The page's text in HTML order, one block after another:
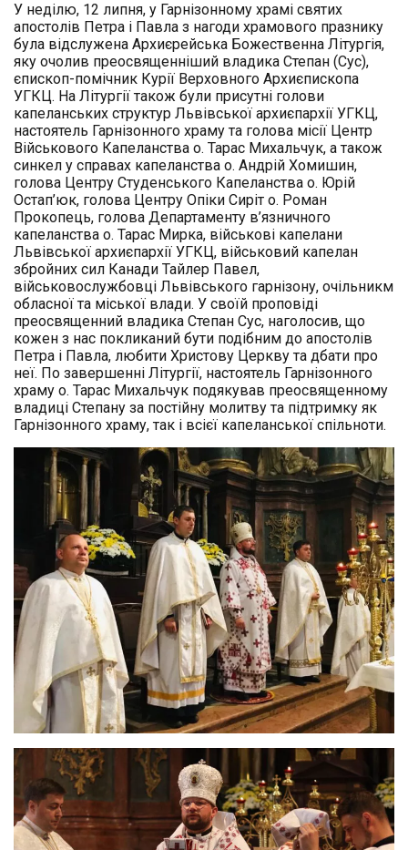
У неділю, 12 липня, у Гарнізонному храмі святих
апостолів Петра і Павла з нагоди храмового празнику
була відслужена Архиєрейська Божественна Літургія,
яку очолив преосвященніший владика Степан (Сус),
єпископ-помічник Курії Верховного Архиєпископа
УГКЦ. На Літургії також були присутні голови
капеланських структур Львівської архиєпархії УГКЦ,
настоятель Гарнізонного храму та голова місії Центр
Військового Капеланства о. Тарас Михальчук, а також
синкел у справах капеланства о. Андрій Хомишин,
голова Центру Студенського Капеланства о. Юрій
Остап’юк, голова Центру Опіки Сиріт о. Роман
Прокопець, голова Департаменту в’язничного
капеланства о. Тарас Мирка, військові капелани
Львівської архиєпархії УГКЦ, військовий капелан
збройних сил Канади Тайлер Павел,
військовослужбовці Львівського гарнізону, очільникм
обласної та міської влади. У своїй проповіді
преосвященний владика Степан Сус, наголосив, що
кожен з нас покликаний бути подібним до апостолів
Петра і Павла, любити Христову Церкву та дбати про
неї. По завершенні Літургії, настоятель Гарнізонного
храму о. Тарас Михальчук подякував преосвященному
владиці Степану за постійну молитву та підтримку як
Гарнізонного храму, так і всієї капеланської спільноти.